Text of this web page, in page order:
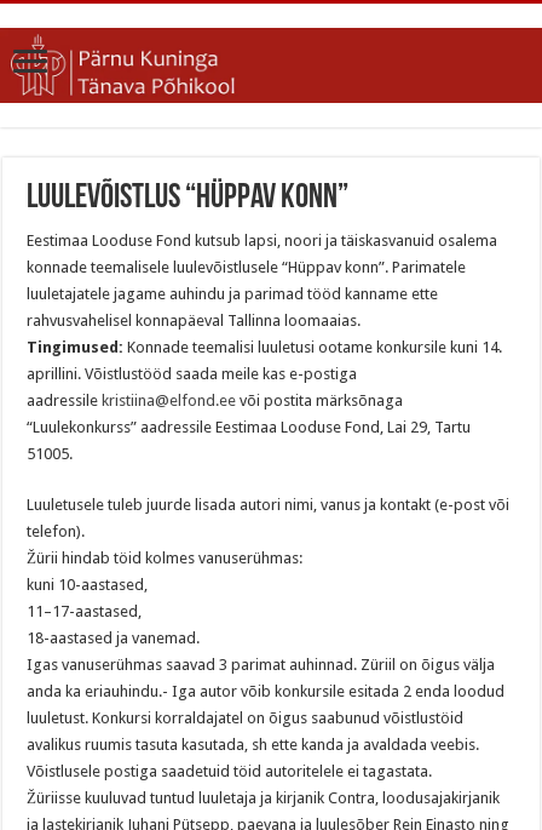
Luulevõistlus “Hüppav konn”
Eestimaa Looduse Fond kutsub lapsi, noori ja täiskasvanuid osalema
konnade teemalisele luulevõistlusele “Hüppav konn”. Parimatele
luuletajatele jagame auhindu ja parimad tööd kanname ette
rahvusvahelisel konnapäeval Tallinna loomaaias.
Tingimused: Konnade teemalisi luuletusi ootame konkursile kuni 14.
aprillini. Võistlustööd saada meile kas e-postiga
aadressile kristiina@elfond.ee või postita märksõnaga
“Luulekonkurss” aadressile Eestimaa Looduse Fond, Lai 29, Tartu
51005.
Luuletusele tuleb juurde lisada autori nimi, vanus ja kontakt (e-post või
telefon).
Žürii hindab töid kolmes vanuserühmas:
kuni 10-aastased,
11–17-aastased,
18-aastased ja vanemad.
Igas vanuserühmas saavad 3 parimat auhinnad. Züriil on õigus välja
anda ka eriauhindu.- Iga autor võib konkursile esitada 2 enda loodud
luuletust. Konkursi korraldajatel on õigus saabunud võistlustöid
avalikus ruumis tasuta kasutada, sh ette kanda ja avaldada veebis.
Võistlusele postiga saadetuid töid autoritelele ei tagastata.
Žüriisse kuuluvad tuntud luuletaja ja kirjanik Contra, loodusajakirjanik
ja lastekirjanik Juhani Pütsepp, paevana ja luulesõber Rein Einasto ning